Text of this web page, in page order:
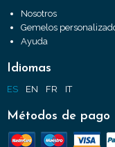
Nosotros
Gemelos
Ayuda
Idiomas
ES EN FR IT
Métodos de pago